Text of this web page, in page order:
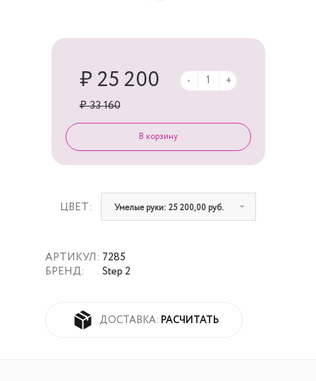
АРТИКУЛ:
БРЕНД:
7285
Step 2
ДОСТАВКА: РАСЧИТАТЬ
ЦВЕТ: Умелые руки: 25 200,00 руб.
₽ 25 200
₽ 33 160
- +